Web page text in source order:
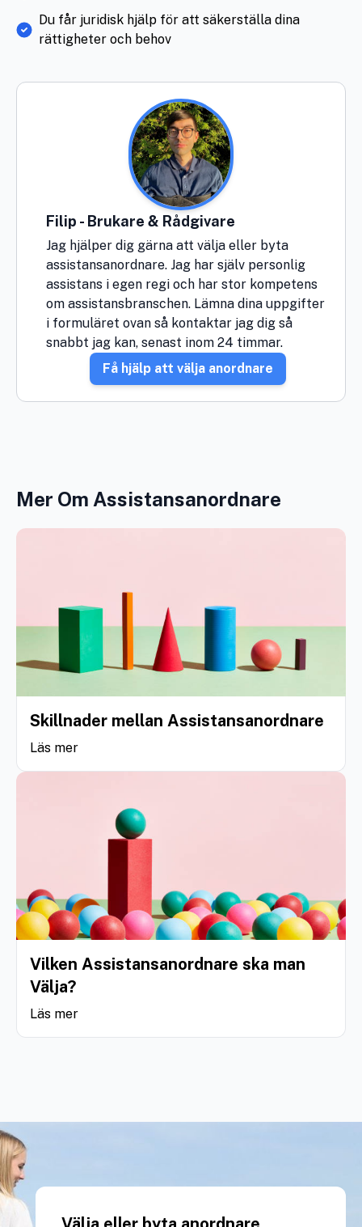
Du får juridisk hjälp för att säkerställa dina
rättigheter och behov
Filip - Brukare & Rådgivare
Jag hjälper dig gärna att välja eller byta
assistansanordnare. Jag har själv personlig
assistans i egen regi och har stor kompetens
om assistansbranschen. Lämna dina uppgifter
i formuläret ovan så kontaktar jag dig så
snabbt jag kan, senast inom 24 timmar.
Få hjälp att välja anordnare
Mer Om Assistansanordnare
Skillnader mellan Assistansanordnare
Läs mer
Vilken Assistansanordnare ska man
Välja?
Läs mer